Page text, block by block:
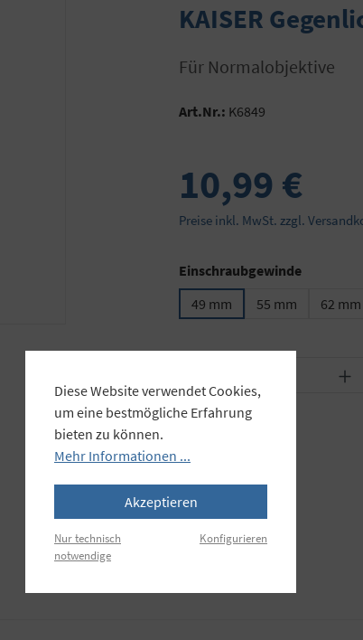
KAISER
für Normalobjektive
Art.Nr.: K6849
10,99 €
Preise inkl. MwSt. zzgl.
Einschraubgewindeauswählen
49 mm
55 mm 62 mm
Produkt Anzahl:
Diese Website verwendet Cookies,
um eine bestmögliche Erfahrung
bieten zu können.
Mehr Informationen ...
Akzeptieren
Nur technisch
notwendige
Konfigurieren